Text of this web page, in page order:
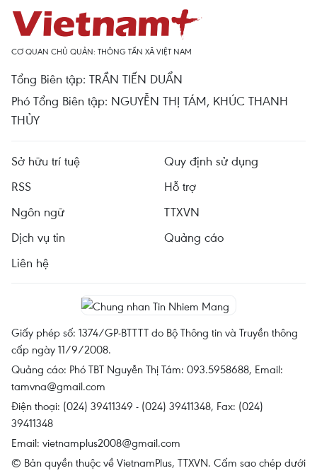
CƠ QUAN CHỦ QUẢN: THÔNG TẤN XÃ VIỆT NAM
Tổng Biên tập: TRẦN TIẾN DUẨN
Phó Tổng Biên tập: NGUYỄN THỊ TÁM, KHÚC THANH
THỦY
Sở hữu trí tuệ
Quy định sử dụng
RSS
Hỗ trợ
Ngôn ngữ
TTXVN
Dịch vụ tin
Quảng cáo
Liên hệ
Giấy phép số: 1374/GP-BTTTT do Bộ Thông tin và Truyền thông
cấp ngày 11/9/2008.
Quảng cáo: Phó TBT Nguyễn Thị Tám: 093.5958688, Email:
tamvna@gmail.com
Điện thoại: (024) 39411349 - (024) 39411348, Fax: (024)
39411348
Email: vietnamplus2008@gmail.com
© Bản quyền thuộc về VietnamPlus, TTXVN. Cấm sao chép dưới